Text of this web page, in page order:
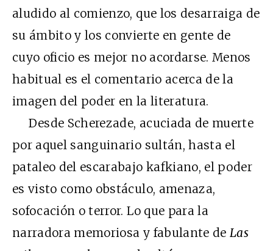
aludido al comienzo, que los desarraiga de
su ámbito y los convierte en gente de
cuyo oficio es mejor no acordarse. Menos
habitual es el comentario acerca de la
imagen del poder en la literatura.
Desde Scherezade, acuciada de muerte
por aquel sanguinario sultán, hasta el
pataleo del escarabajo kafkiano, el poder
es visto como obstáculo, amenaza,
sofocación o terror. Lo que para la
narradora memoriosa y fabulante de Las